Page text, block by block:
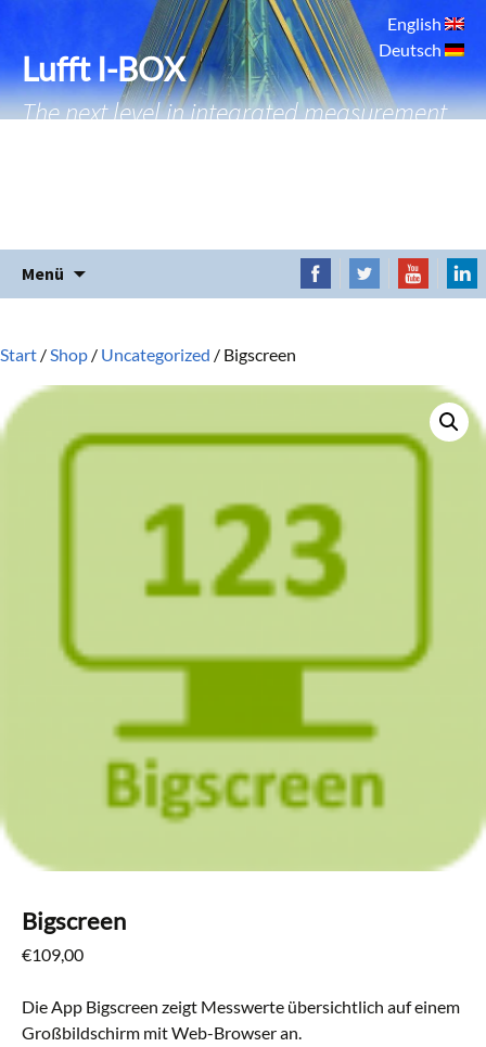
English
Deutsch
Lufft I-BOX
The next level in integrated measurement
Menü
Start /Shop / Uncategorized / Bigscreen
Bigscreen
€109,00
Die App Bigscreen zeigt Messwerte übersichtlich auf einem
Großbildschirm mit Web-Browser an.